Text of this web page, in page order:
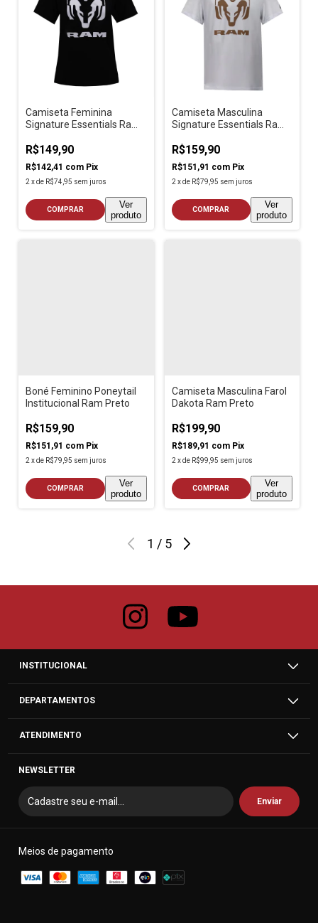
Camiseta Feminina
Signature Essentials Ram
R$149,90
R$142,41 com Pix
2 xde R$74,95 sem juros
COMPRAR
Ver
produto
Camiseta Masculina
Signature Essentials Ram
R$159,90
R$151,91 com Pix
2 xde R$79,95 sem juros
COMPRAR
Ver
produto
Boné Feminino Poneytail
Institucional Ram Preto
R$159,90
R$151,91 com Pix
2 xde R$79,95 sem juros
COMPRAR
Ver
produto
Camiseta Masculina Farol
Dakota Ram Preto
R$199,90
R$189,91 com Pix
2 xde R$99,95 sem juros
COMPRAR
Ver
produto
1 / 5
INSTITUCIONAL
DEPARTAMENTOS
ATENDIMENTO
NEWSLETTER
Meios de pagamento